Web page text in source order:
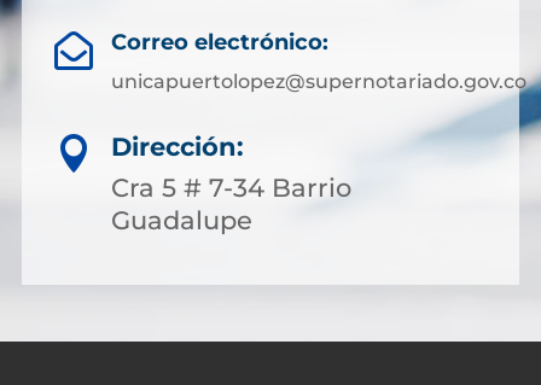
 Correo electrónico:
unicapuertolopez@supernotariado.gov.co

Dirección:
Cra 5 # 7-34 Barrio
Guadalupe